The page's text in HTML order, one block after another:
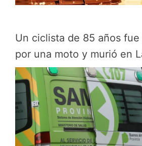
Un ciclista de 85 años
por una moto y murió en